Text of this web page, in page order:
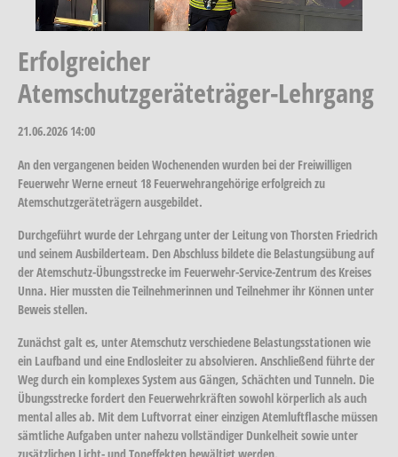
Erfolgreicher
Atemschutzgeräteträger-Lehrgang
21.06.2026 14:00
An den vergangenen beiden Wochenenden wurden bei der Freiwilligen
Feuerwehr Werne erneut 18 Feuerwehrangehörige erfolgreich zu
Atemschutzgeräteträgern ausgebildet.
Durchgeführt wurde der Lehrgang unter der Leitung von Thorsten Friedrich
und seinem Ausbilderteam. Den Abschluss bildete die Belastungsübung auf
der Atemschutz-Übungsstrecke im Feuerwehr-Service-Zentrum des Kreises
Unna. Hier mussten die Teilnehmerinnen und Teilnehmer ihr Können unter
Beweis stellen.
Zunächst galt es, unter Atemschutz verschiedene Belastungsstationen wie
ein Laufband und eine Endlosleiter zu absolvieren. Anschließend führte der
Weg durch ein komplexes System aus Gängen, Schächten und Tunneln. Die
Übungsstrecke fordert den Feuerwehrkräften sowohl körperlich als auch
mental alles ab. Mit dem Luftvorrat einer einzigen Atemluftflasche müssen
sämtliche Aufgaben unter nahezu vollständiger Dunkelheit sowie unter